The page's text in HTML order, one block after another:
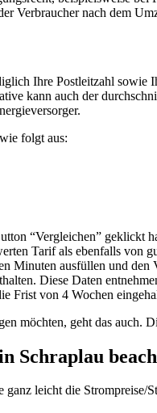
Verbraucher nach dem
Ihre Postleitzahl sowie
kann auch der
folgt aus:
“Vergleichen” geklickt
Tarif als ebenfalls
Minuten ausfüllen und
Diese Daten
Frist von 4 Wochen
möchten, geht das auch.
Schraplau
leicht die